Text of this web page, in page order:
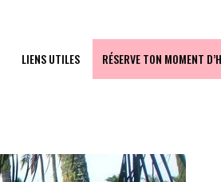
LIENS UTILES RÉSERVE TON MOMENT